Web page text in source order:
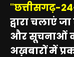
"छत्तीसगढ़-
द्वारा चलाएं
और सूचनाओं
अख़बारों में